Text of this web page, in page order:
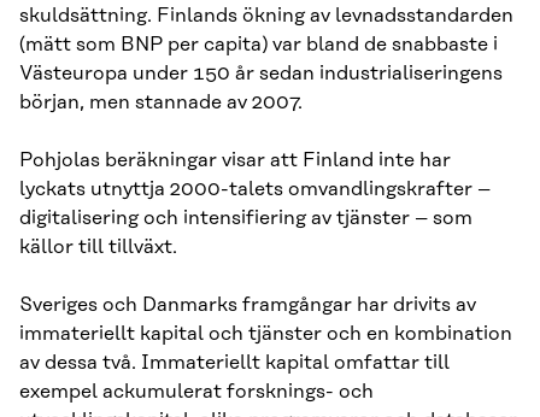
skuldsättning. Finlands ökning av levnadsstandarden
(mätt som BNP per capita) var bland de snabbaste i
Västeuropa under 150 år sedan industrialiseringens
början, men stannade av 2007.
Pohjolas beräkningar visar att Finland inte har
lyckats utnyttja 2000-talets omvandlingskrafter –
digitalisering och intensifiering av tjänster – som
källor till tillväxt.
Sveriges och Danmarks framgångar har drivits av
immateriellt kapital och tjänster och en kombination
av dessa två. Immateriellt kapital omfattar till
exempel ackumulerat forsknings- och